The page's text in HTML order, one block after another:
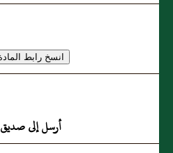
أرسل إلى صديق